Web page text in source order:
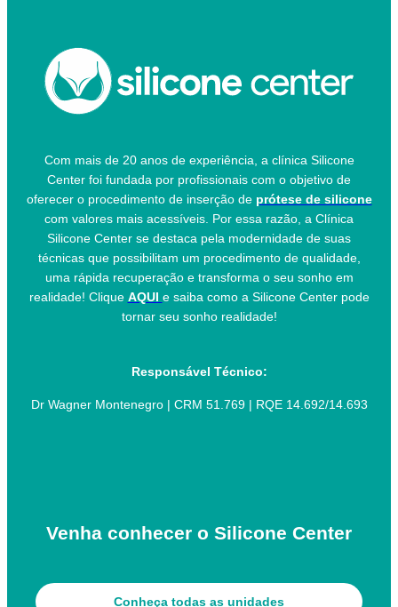
Com mais de 20 anos de experiência, a clínica Silicone
Center foi fundada por profissionais com o objetivo de
oferecer o procedimento de inserção de prótese de silicone
com valores mais acessíveis. Por essa razão, a Clínica
Silicone Center se destaca pela modernidade de suas
técnicas que possibilitam um procedimento de qualidade,
uma rápida recuperação e transforma o seu sonho em
realidade! Clique AQUI e saiba como a Silicone Center pode
tornar seu sonho realidade!
Responsável Técnico:
Dr Wagner Montenegro | CRM 51.769 | RQE 14.692/14.693
Venha conhecer o Silicone Center
Conheça todas as unidades